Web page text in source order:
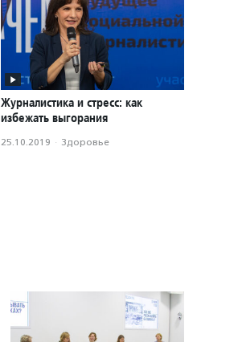
Журналистика и стресс: как
избежать выгорания
25.10.2019 · Здоровье